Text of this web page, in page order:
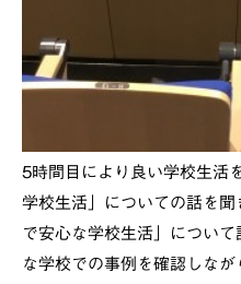
5時間目により良い学校生活
学校生活」についての話を
で安心な学校生活」につい
な学校での事例を確認しな